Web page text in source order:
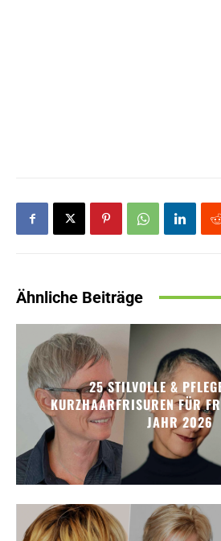
Ähnliche Beiträge
25 STILVOLLE &
KURZHAARFRISUREN FÜR
JAHR 2026